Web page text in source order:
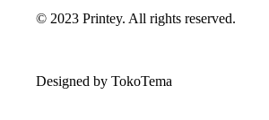
© 2023 Printey. All rights reserved.
Designed by TokoTema